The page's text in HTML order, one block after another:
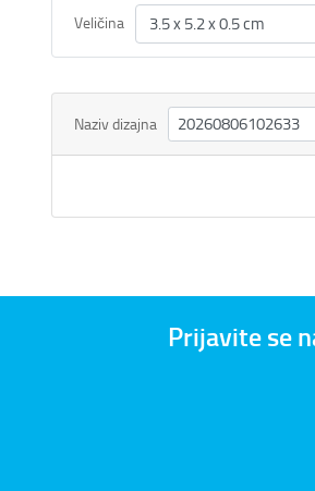
Veličina
Naziv dizajna
Prijavite se